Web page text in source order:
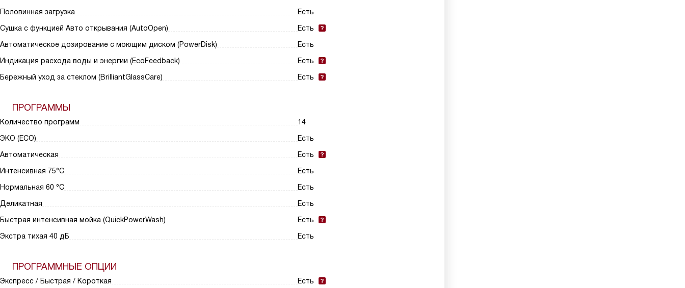
Половинная загрузка
Есть
Сушка с функцией Авто открывания (AutoOpen)
Есть
Автоматическое дозирование с моющим диском (PowerDisk)
Есть
Индикация расхода воды и энергии (EcoFeedback)
Есть
Бережный уход за стеклом (BrilliantGlassCare)
Есть
ПРОГРАММЫ
Количество программ
14
ЭКО (ECO)
Есть
Автоматическая
Есть
Интенсивная 75°С
Есть
Нормальная 60 °C
Есть
Деликатная
Есть
Быстрая интенсивная мойка (QuickPowerWash)
Есть
Экстра тихая 40 дБ
Есть
ПРОГРАММНЫЕ ОПЦИИ
Экспресс / Быстрая / Короткая
Есть